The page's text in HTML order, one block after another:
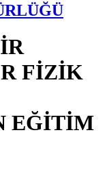
FİZİK
EĞİTİM